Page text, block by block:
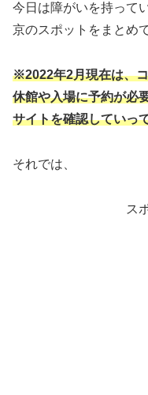
今日は障がいを持って
京のスポットをまとめ
※2022年2月現在は、
休館や入場に予約が必
サイトを確認していっ
それでは、
ス